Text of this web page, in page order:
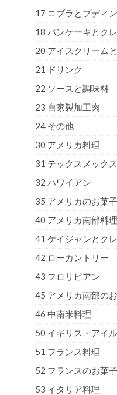
17 コブラとプディ
18 パンケーキとク
20 アイスクリーム
21 ドリンク
22 ソースと調味料
23 自家製加工肉
24 その他
30 アメリカ料理
31 テックスメックス
32 ハワイアン
35 アメリカのお菓
40 アメリカ南部料理
41 ケイジャンとク
42 ローカントリー
43 フロリビアン
45 アメリカ南部の
46 中南米料理
50 イギリス・アイ
51 フランス料理
52 フランスのお菓
53 イタリア料理